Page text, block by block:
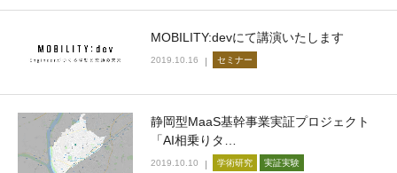
MOBILITY:devにて講演いたします
2019.10.16 セミナー
静岡型MaaS基幹事業実証プロジェクト
「AI相乗りタ…
2019.10.10 学術研究 実証実験